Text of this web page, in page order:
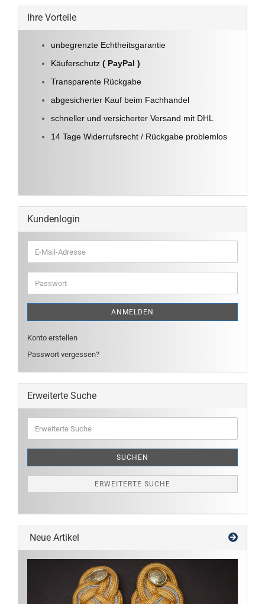
Ihre Vorteile
unbegrenzte Echtheitsgarantie
Käuferschutz ( PayPal )
Transparente Rückgabe
abgesicherter Kauf beim Fachhandel
schneller und versicherter Versand mit DHL
14 Tage Widerrufsrecht / Rückgabe problemlos
Kundenlogin
E-
Mail-
Adresse
Passwort
ANMELDEN
Konto erstellen
Passwort vergessen?
Erweiterte Suche
Suche
SUCHEN
ERWEITERTE SUCHE
Neue Artikel